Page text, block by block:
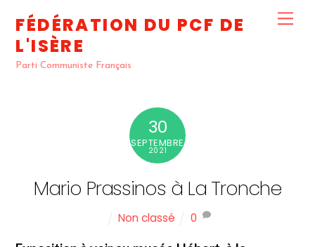
content
FÉDÉRATION DU PCF DE
L'ISÈRE
Parti Communiste Français
30
SEPTEMBRE
2021
Mario Prassinos à La Tronche
Non classé 0